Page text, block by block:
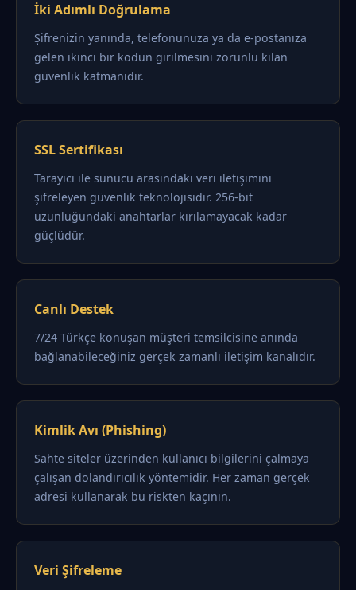
İki Adımlı Doğrulama
Şifrenizin yanında, telefonunuza ya da e-postanıza
gelen ikinci bir kodun girilmesini zorunlu kılan
güvenlik katmanıdır.
SSL Sertifikası
Tarayıcı ile sunucu arasındaki veri iletişimini
şifreleyen güvenlik teknolojisidir. 256-bit
uzunluğundaki anahtarlar kırılamayacak kadar
güçlüdür.
Canlı Destek
7/24 Türkçe konuşan müşteri temsilcisine anında
bağlanabileceğiniz gerçek zamanlı iletişim kanalıdır.
Kimlik Avı (Phishing)
Sahte siteler üzerinden kullanıcı bilgilerini çalmaya
çalışan dolandırıcılık yöntemidir. Her zaman gerçek
adresi kullanarak bu riskten kaçının.
Veri Şifreleme